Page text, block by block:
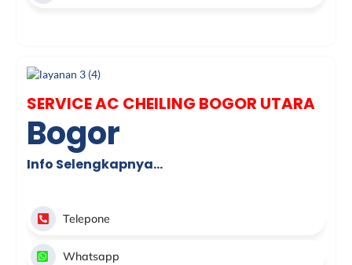
SERVICE AC CHEILING BOGOR UTARA
Bogor
Info Selengkapnya…
Telepone
Whatsapp